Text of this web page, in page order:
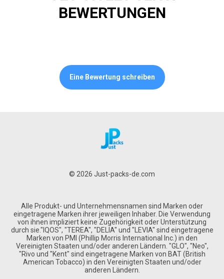
BEWERTUNGEN
Eine Bewertung schreiben
© 2026 Just-packs-de.com
Alle Produkt- und Unternehmensnamen sind Marken oder
eingetragene Marken ihrer jeweiligen Inhaber. Die Verwendung
von ihnen impliziert keine Zugehörigkeit oder Unterstützung
durch sie."IQOS", "TEREA", "DELIA" und "LEVIA" sind eingetragene
Marken von PMI (Phillip Morris International Inc.) in den
Vereinigten Staaten und/oder anderen Ländern. "GLO", "Neo",
"Rivo und "Kent" sind eingetragene Marken von BAT (British
American Tobacco) in den Vereinigten Staaten und/oder
anderen Ländern.